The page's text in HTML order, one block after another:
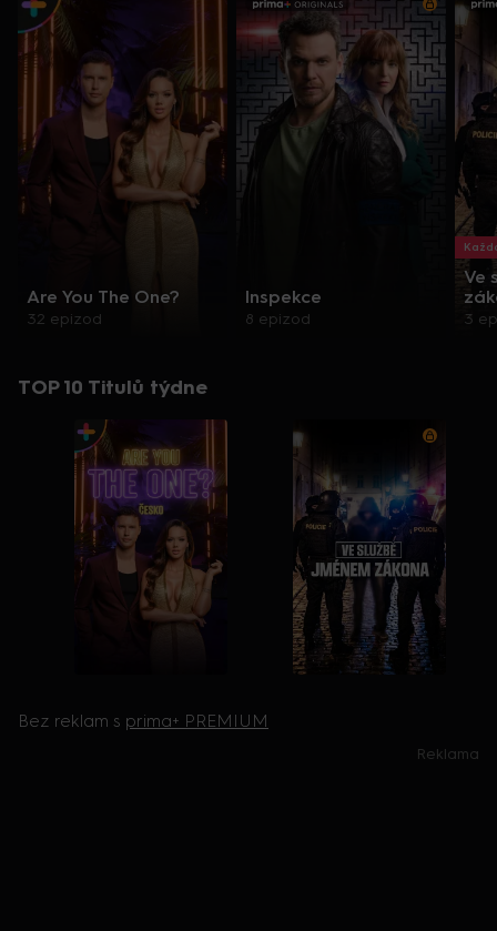
Are You The One?
32 epizod
Inspekce
8 epizod
Ve
3
TOP 10 Titulů týdne
Bez reklam s prima+ PREMIUM
Reklama